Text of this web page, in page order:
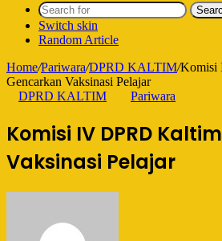
Switch skin
Random Article
Home/Pariwara/DPRD KALTIM/Komisi
Gencarkan Vaksinasi Pelajar
DPRD KALTIM
Pariwara
Komisi IV DPRD
Vaksinasi Pelajar